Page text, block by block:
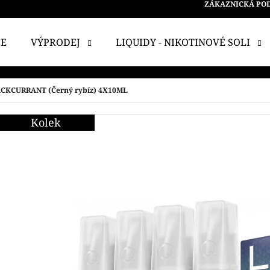
ZÁKAZNICKÁ
VÝPRODEJ LIQUIDY - NIKOTINOVÉ SOLI
(Černý rybíz) 4X10ML
Kolek
NAJÍT?